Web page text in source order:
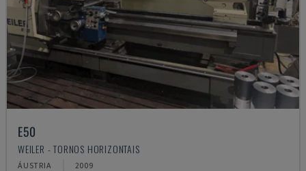
E50
WEILER - TORNOS HORIZONTAIS
ÁUSTRIA 2009